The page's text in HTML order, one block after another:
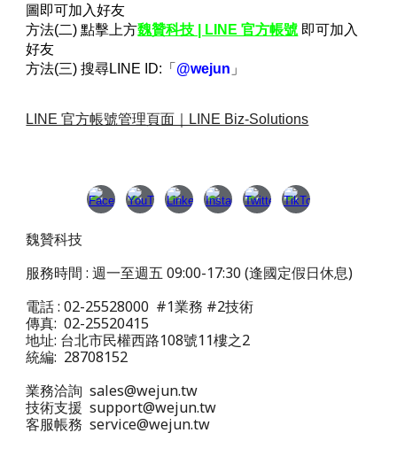
圖即可加入好友
方法(二) 點擊上方魏贊科技 | LINE 官方帳號 即可加入
好友
方法(三) 搜尋LINE ID:「 @wejun 」
LINE 官方帳號管理頁面｜LINE Biz-Solutions
魏贊科技
服務時間 : 週一至週五 09:00-17:30 (逢國定假日休息)
電話 : 02-25528000 #1業務 #2技術
傳真: 02-25520415
地址: 台北市民權西路108號11樓之2
統編: 28708152
業務洽詢 sales@wejun.tw
技術支援 support@wejun.tw
客服帳務 service@wejun.tw